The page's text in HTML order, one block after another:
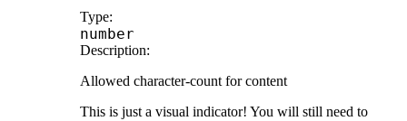
Type:
number
Description:
Allowed character-count for content
This is just a visual indicator! You will still need to